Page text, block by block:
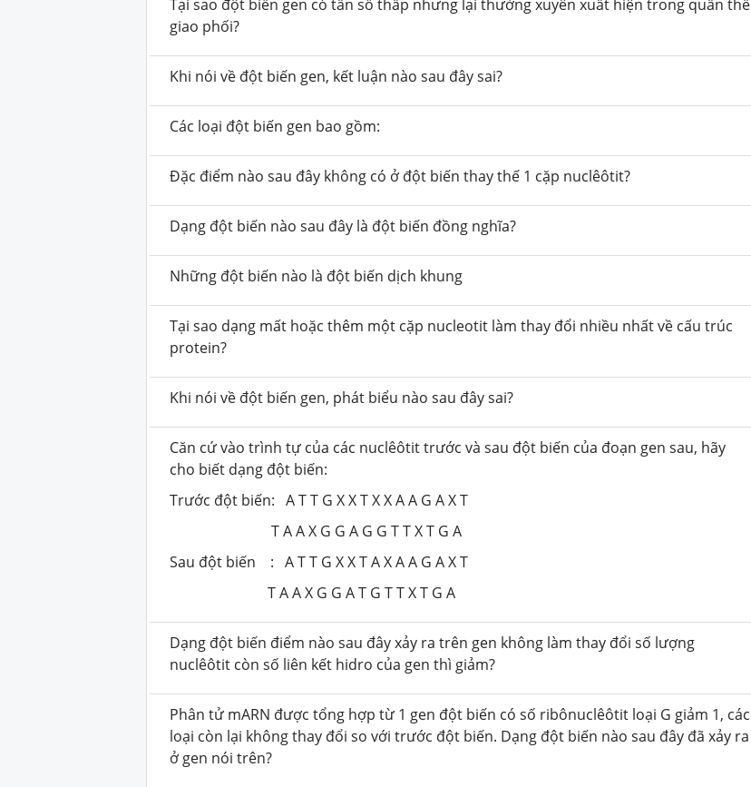
Tại sao đột biến gen có tần số thấp nhưng lại thường xuyên xuất hiện trong quần thể
giao phối?
Khi nói về đột biến gen, kết luận nào sau đây sai?
Các loại đột biến gen bao gồm:
Đặc điểm nào sau đây không có ở đột biến thay thế 1 cặp nuclêôtit?
Dạng đột biến nào sau đây là đột biến đồng nghĩa?
Những đột biến nào là đột biến dịch khung
Tại sao dạng mất hoặc thêm một cặp nucleotit làm thay đổi nhiều nhất về cấu trúc
protein?
Khi nói về đột biến gen, phát biểu nào sau đây sai?
Căn cứ vào trình tự của các nuclêôtit trước và sau đột biến của đoạn gen sau, hãy
cho biết dạng đột biến:
Trước đột biến: A T T G X X T X X A A G A X T
T A A X G G A G G T T X T G A
Sau đột biến : A T T G X X T A X A A G A X T
T A A X G G A T G T T X T G A
Dạng đột biến điểm nào sau đây xảy ra trên gen không làm thay đổi số lượng
nuclêôtit còn số liên kết hidro của gen thì giảm?
Phân tử mARN được tổng hợp từ 1 gen đột biến có số ribônuclêôtit loại G giảm 1, các
loại còn lại không thay đổi so với trước đột biến. Dạng đột biến nào sau đây đã xảy ra
ở gen nói trên?